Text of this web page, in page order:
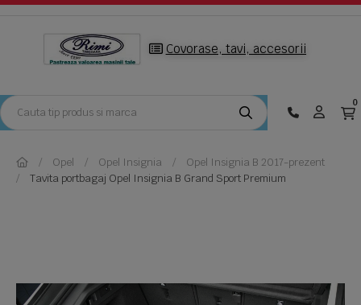
Covorase, tavi, accesorii
0
Opel Opel Insignia
Opel Insignia B 2017-prezent
Tavita portbagaj Opel Insignia B Grand Sport Premium